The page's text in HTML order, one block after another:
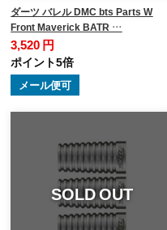
ダーツ バレル DMC bts Parts W
Front Maverick BATR …
3,520 円
ポイント5倍
メール便可
SOLD OUT